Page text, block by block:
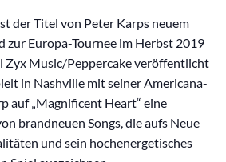
der Titel von Peter Karps neuem
zur Europa-Tournee im Herbst 2019
Zyx Music/Peppercake veröffentlicht
in Nashville mit seiner Americana-
auf „Magnificent Heart“ eine
brandneuen Songs, die aufs Neue
und sein hochenergetisches